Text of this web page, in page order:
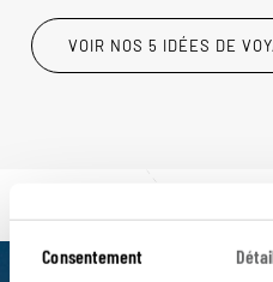
Consentement
VOIR NOS 5 IDÉES DE